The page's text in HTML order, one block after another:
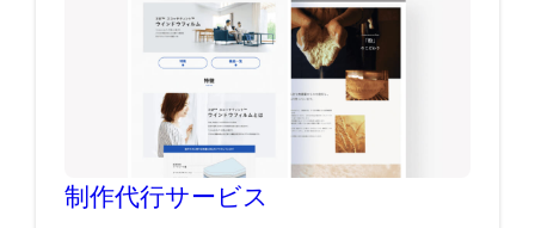
制作代行サービス